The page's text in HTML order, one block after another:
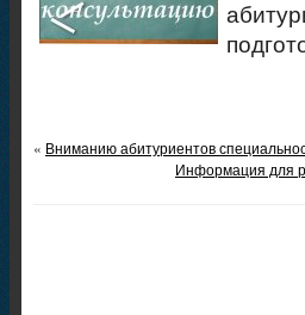
« Вниманию абитуриентов
Информация для